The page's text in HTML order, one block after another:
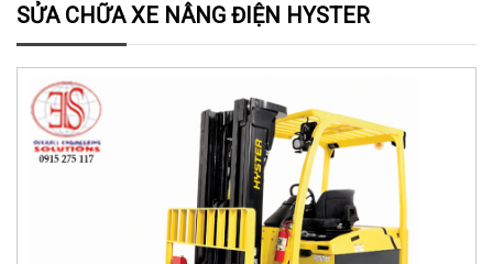
SỬA CHỮA XE NÂNG ĐIỆN HYSTER